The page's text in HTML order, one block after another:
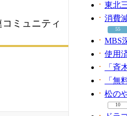
ミュニティ
東北
消費
55
MBS
使用
「斉
「無
松の
10